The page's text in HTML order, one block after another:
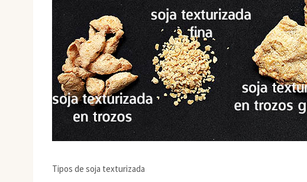
Tipos de soja texturizada